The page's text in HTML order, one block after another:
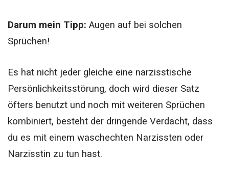
Darum mein Tipp: Augen auf bei solchen
Sprüchen!
Es hat nicht jeder gleiche eine narzisstische
Persönlichkeitsstörung, doch wird dieser Satz
öfters benutzt und noch mit weiteren Sprüchen
kombiniert, besteht der dringende Verdacht, dass
du es mit einem waschechten Narzissten oder
Narzisstin zu tun hast.